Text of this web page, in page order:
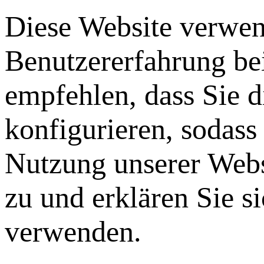
Diese Website
Benutzererfahrung
empfehlen, dass Sie
konfigurieren,
Nutzung unserer
zu und erklären Sie
verwenden.